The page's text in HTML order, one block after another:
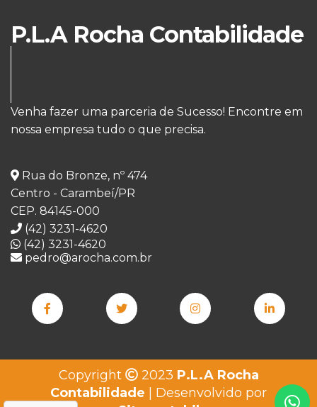
P.L.A Rocha Contabilidade
Venha fazer uma parceria de Sucesso! Encontre em
nossa empresa tudo o que precisa.
Rua do Bronze, nº 474
Centro - Carambeí/PR
CEP. 84145-000
(42) 3231-4620
(42) 3231-4620
pedro@arocha.com.br
Copyright 2023 P.L.A Rocha
Contabilidade | Desenvolvido por